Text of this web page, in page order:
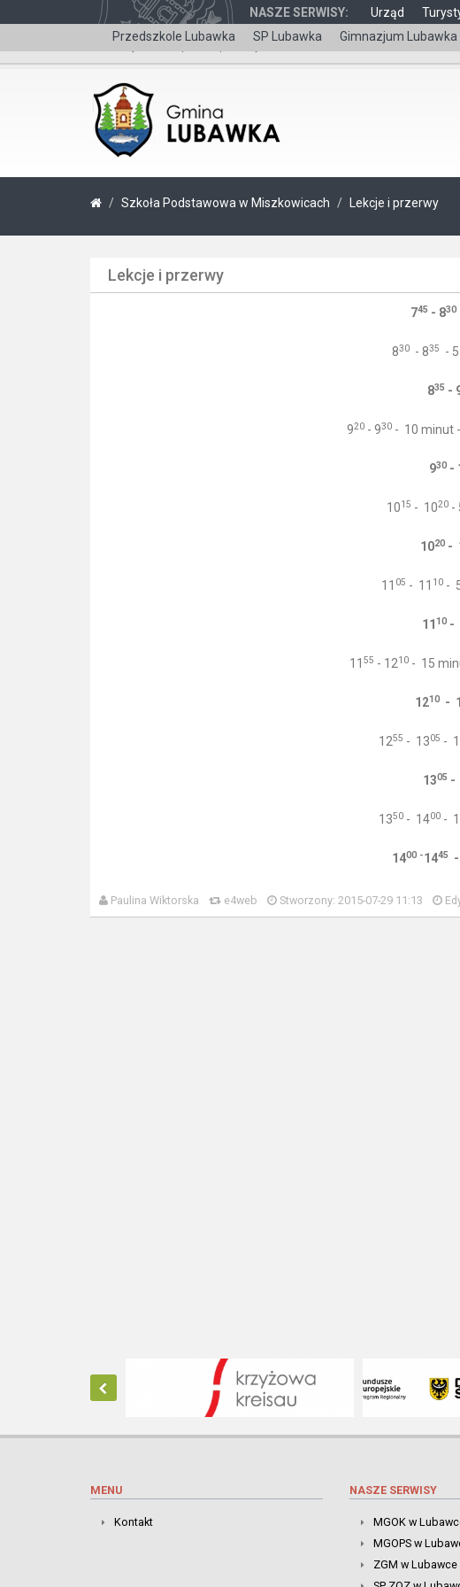
NASZE SERWISY: Urząd
Przedszkole Lubawka
SP Lubawka Gimnazjum Lubawka
Wersja dla niepełnosprawnych
Szkoła Podstawowa w Miszkowicach Lekcje i przerwy
Lekcje i przerwy
745 - 830
830 - 835 -
835 -
920- 930- 10 minut
930 -
1015 - 1020-
1020 -
11 05 - 11 10-
11 10-
1155 - 1210 - 15
1210 -
1255 - 1305 -
1305 -
1350 - 1400 -
1400 -1445
Paulina Wiktorska e4web Stworzony: 2015-07-29 11:13
MENU
Kontakt
NASZE SERWISY
MGOK w
MGOPS w
ZGM w Lubawce